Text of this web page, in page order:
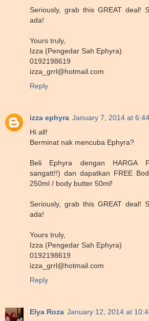
Seriously, grab this GREAT deal!
ada!
Yours truly,
Izza (Pengedar Sah Ephyra)
0192198619
izza_grrl@hotmail.com
Reply
izza ephyra January 7, 2014 at
Hi all!
Berminat nak mencuba Ephyra?
Beli Ephyra dengan HARGA
sangatt!!) dan dapatkan FREE
250ml / body butter 50ml!
Seriously, grab this GREAT deal!
ada!
Yours truly,
Izza (Pengedar Sah Ephyra)
0192198619
izza_grrl@hotmail.com
Reply
Elya Roza January 12, 2014 at